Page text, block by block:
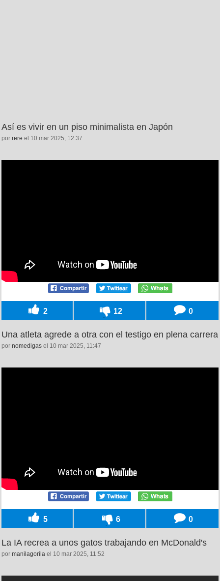
Así es vivir en un piso minimalista en Japón
por rere el 10 mar 2025, 12:37
2 12 0
Una atleta agrede a otra con el testigo en plena carrera
por nomedigas el 10 mar 2025, 11:47
5 6 0
La IA recrea a unos gatos trabajando en McDonald's
por manilagorila el 10 mar 2025, 11:52